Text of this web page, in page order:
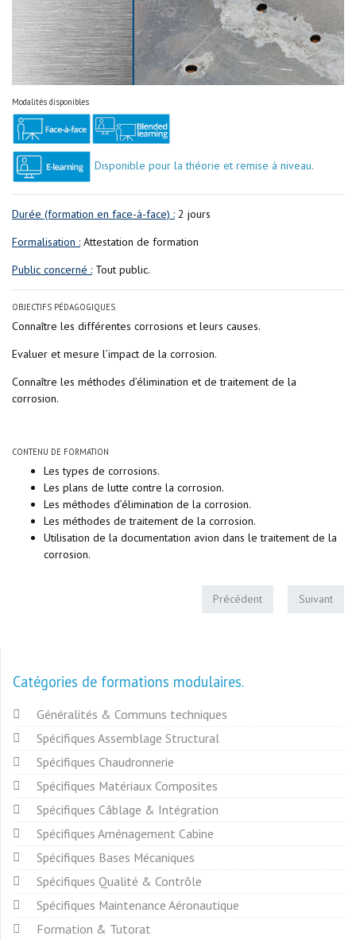
Modalités disponibles
Disponible pour la théorie et remise à niveau.
Durée (formation en face-à-face) : 2 jours
Formalisation : Attestation de formation
Public concerné : Tout public.
OBJECTIFS PÉDAGOGIQUES
Connaître les différentes corrosions et leurs causes.
Evaluer et mesure l’impact de la corrosion.
Connaître les méthodes d’élimination et de traitement de la
corrosion.
CONTENU DE FORMATION
Les types de corrosions.
Les plans de lutte contre la corrosion.
Les méthodes d’élimination de la corrosion.
Les méthodes de traitement de la corrosion.
Utilisation de la documentation avion dans le traitement de la
corrosion.
Précédent Suivant
Catégories de formations modulaires
Généralités & Communs techniques
Spécifiques Assemblage Structural
Spécifiques Chaudronnerie
Spécifiques Matériaux Composites
Spécifiques Câblage & Intégration
Spécifiques Aménagement Cabine
Spécifiques Bases Mécaniques
Spécifiques Qualité & Contrôle
Spécifiques Maintenance Aéronautique
Formation & Tutorat